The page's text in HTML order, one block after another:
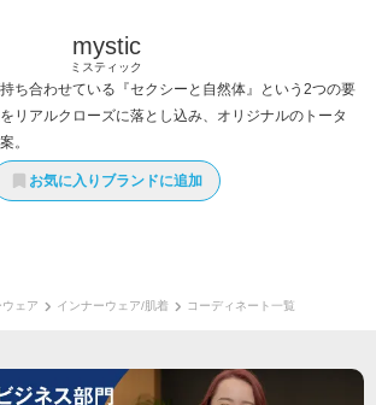
mystic
ミスティック
ち合わせている『セクシーと自然体』という2つの要
リアルクローズに落とし込み、オリジナルのトータ
。
お気に入りブランドに追加
ェア インナーウェア/肌着 コーディネート一覧